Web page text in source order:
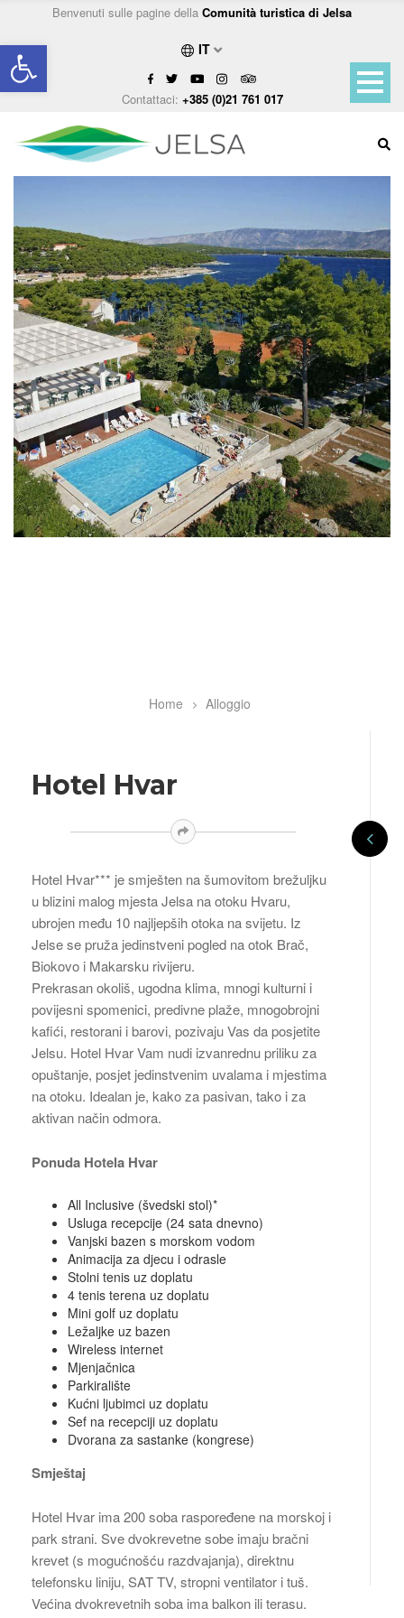
Open toolbar
Benvenuti sulle pagine della Comunità turistica di Jelsa
IT
Contattaci: +385 (0)21 761 017
Home Alloggio
Hotel Hvar
Hotel Hvar*** je smješten na šumovitom brežuljku
u blizini malog mjesta Jelsa na otoku Hvaru,
ubrojen među 10 najljepših otoka na svijetu. Iz
Jelse se pruža jedinstveni pogled na otok Brač,
Biokovo i Makarsku rivijeru.
Prekrasan okoliš, ugodna klima, mnogi kulturni i
povijesni spomenici, predivne plaže, mnogobrojni
kafići, restorani i barovi, pozivaju Vas da posjetite
Jelsu. Hotel Hvar Vam nudi izvanrednu priliku za
opuštanje, posjet jedinstvenim uvalama i mjestima
na otoku. Idealan je, kako za pasivan, tako i za
aktivan način odmora.
Ponuda Hotela Hvar
All Inclusive (švedski stol)*
Usluga recepcije (24 sata dnevno)
Vanjski bazen s morskom vodom
Animacija za djecu i odrasle
Stolni tenis uz doplatu
4 tenis terena uz doplatu
Mini golf uz doplatu
Ležaljke uz bazen
Wireless internet
Mjenjačnica
Parkiralište
Kućni ljubimci uz doplatu
Sef na recepciji uz doplatu
Dvorana za sastanke (kongrese)
Smještaj
Hotel Hvar ima 200 soba raspoređene na morskoj i
park strani. Sve dvokrevetne sobe imaju bračni
krevet (s mogućnošću razdvajanja), direktnu
telefonsku liniju, SAT TV, stropni ventilator i tuš.
Većina dvokrevetnih soba ima balkon ili terasu.